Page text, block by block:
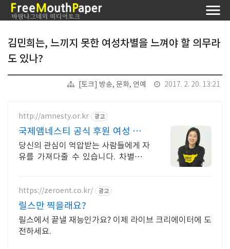
김민희는, 느끼지 못한 여성차별을 느껴야 할 의무라
도 있나?
[토크] 방송, 문화, 연예 2017. 2. 20. 13:21
http://amnesty.or.kr 광고
국제앰네스티 공식 후원 여성 인권
을 지킵니다
당신의 관심이 억압받는 사람들에게 자
유를 가져다줄 수 있습니다. 차별받는
https://zeroent.co.kr/ 광고
릴스만 찍을래요?
릴스에서 끝낼 재능인가요? 이제 라이브 크리에이터에 도
전하세요.